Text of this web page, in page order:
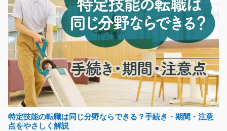
作っている工場での…
長期（3ヶ月以上）
時給1,125円～
兵庫県伊丹市
気になる
お菓子飲料の仕分け/y03_01710
急募
特定技能の転職は同じ分野ならできる？手続き・期間・注意
点をやさしく解説